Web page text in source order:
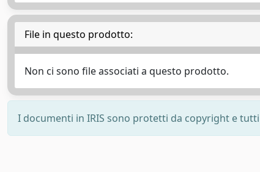
File in questo prodotto:
Non ci sono file associati a questo prodotto.
I documenti in IRIS sono protetti da copyright e